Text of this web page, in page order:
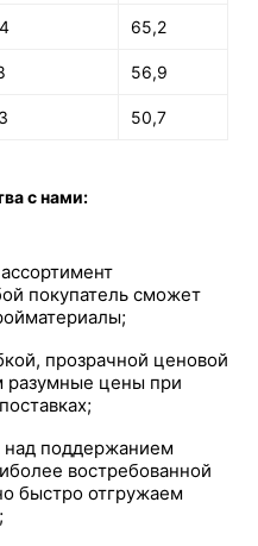
65,2
56,9
50,7
с нами:
покупатель сможет
прозрачной ценовой
разумные цены при
над поддержанием
востребованной
быстро отгружаем